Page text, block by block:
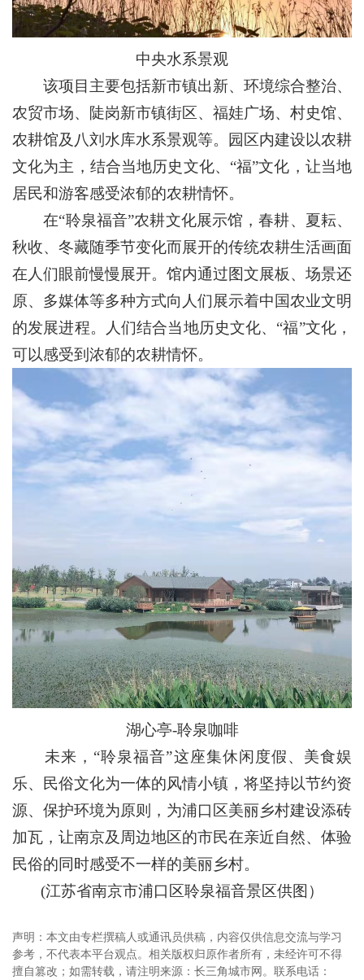
中央水系景观
该项目主要包括新市镇出新、环境综合整治、
农贸市场、陡岗新市镇街区、福娃广场、村史馆、
农耕馆及八刘水库水系景观等。园区内建设以农耕
文化为主，结合当地历史文化、“福”文化，让当地
居民和游客感受浓郁的农耕情怀。
在“聆泉福音”农耕文化展示馆，春耕、夏耘、
秋收、冬藏随季节变化而展开的传统农耕生活画面
在人们眼前慢慢展开。馆内通过图文展板、场景还
原、多媒体等多种方式向人们展示着中国农业文明
的发展进程。人们结合当地历史文化、“福”文化，
可以感受到浓郁的农耕情怀。
湖心亭-聆泉咖啡
未来，“聆泉福音”这座集休闲度假、美食娱
乐、民俗文化为一体的风情小镇，将坚持以节约资
源、保护环境为原则，为浦口区美丽乡村建设添砖
加瓦，让南京及周边地区的市民在亲近自然、体验
民俗的同时感受不一样的美丽乡村。
(江苏省南京市浦口区聆泉福音景区供图）
声明：本文由专栏撰稿人或通讯员供稿，内容仅供信息交流与学习
参考，不代表本平台观点。相关版权归原作者所有，未经许可不得
擅自篡改；如需转载，请注明来源：长三角城市网。联系电话：